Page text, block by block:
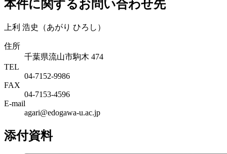
本件に関するお問い合わせ先
上利 浩史（あがり ひろし）
住所
千葉県流山市駒木 474
TEL
04-7152-9986
FAX
04-7153-4596
E-mail
agari@edogawa-u.ac.jp
添付資料